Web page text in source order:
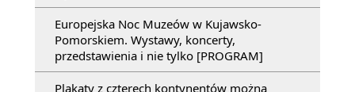
Europejska Noc Muzeów w Kujawsko-
Pomorskiem. Wystawy, koncerty,
przedstawienia i nie tylko [PROGRAM]
Plakaty z czterech kontynentów można